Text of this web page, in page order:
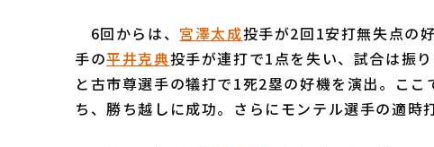
6回からは、 宮澤太成投手が2回1安打無失点の
手の平井克典投手が連打で1点を失い、試合は振
と古市尊選手の犠打で1死2塁の好機を演出。こ
ち、勝ち越しに成功。さらにモンテル選手の適時